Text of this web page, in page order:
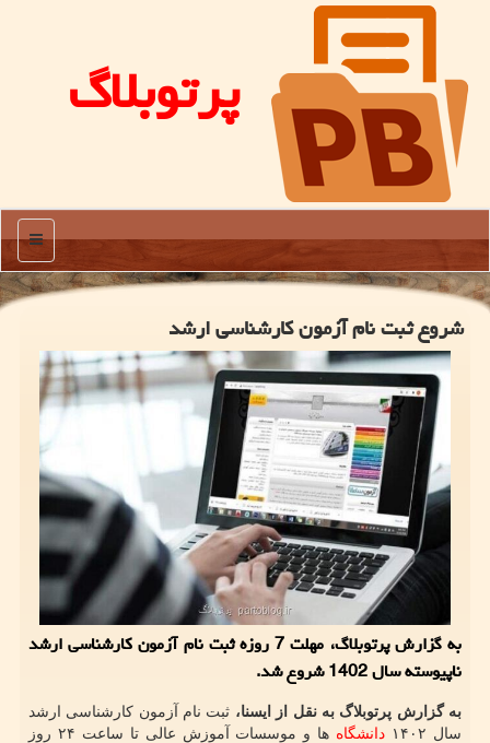
پرتوبلاگ
منو
شروع ثبت نام آزمون کارشناسی ارشد
به گزارش پرتوبلاگ، مهلت 7 روزه ثبت نام آزمون کارشناسی ارشد
ناپیوسته سال 1402 شروع شد.
به گزارش پرتوبلاگ به نقل از ایسنا، ثبت نام آزمون کارشناسی ارشد
سال ۱۴۰۲
دانشگاه
ها و موسسات آموزش عالی تا ساعت ۲۴ روز